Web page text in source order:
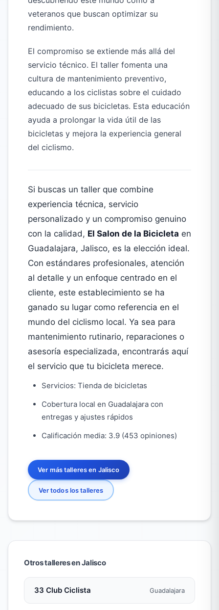
veteranos que buscan optimizar su
rendimiento.
El compromiso se extiende más allá del
servicio técnico. El taller fomenta una
cultura de mantenimiento preventivo,
educando a los ciclistas sobre el cuidado
adecuado de sus bicicletas. Esta educación
ayuda a prolongar la vida útil de las
bicicletas y mejora la experiencia general
del ciclismo.
Si buscas un taller que combine
experiencia técnica, servicio
personalizado y un compromiso genuino
con la calidad, El Salon de la Bicicleta en
Guadalajara, Jalisco, es la elección ideal.
Con estándares profesionales, atención
al detalle y un enfoque centrado en el
cliente, este establecimiento se ha
ganado su lugar como referencia en el
mundo del ciclismo local. Ya sea para
mantenimiento rutinario, reparaciones o
asesoría especializada, encontrarás aquí
el servicio que tu bicicleta merece.
Servicios: Tienda de bicicletas
Cobertura local en Guadalajara con
entregas y ajustes rápidos
Calificación media: 3.9 (453 opiniones)
Ver más talleres en Jalisco
Ver todos los talleres
Otros talleres en Jalisco
33 Club Ciclista Guadalajara